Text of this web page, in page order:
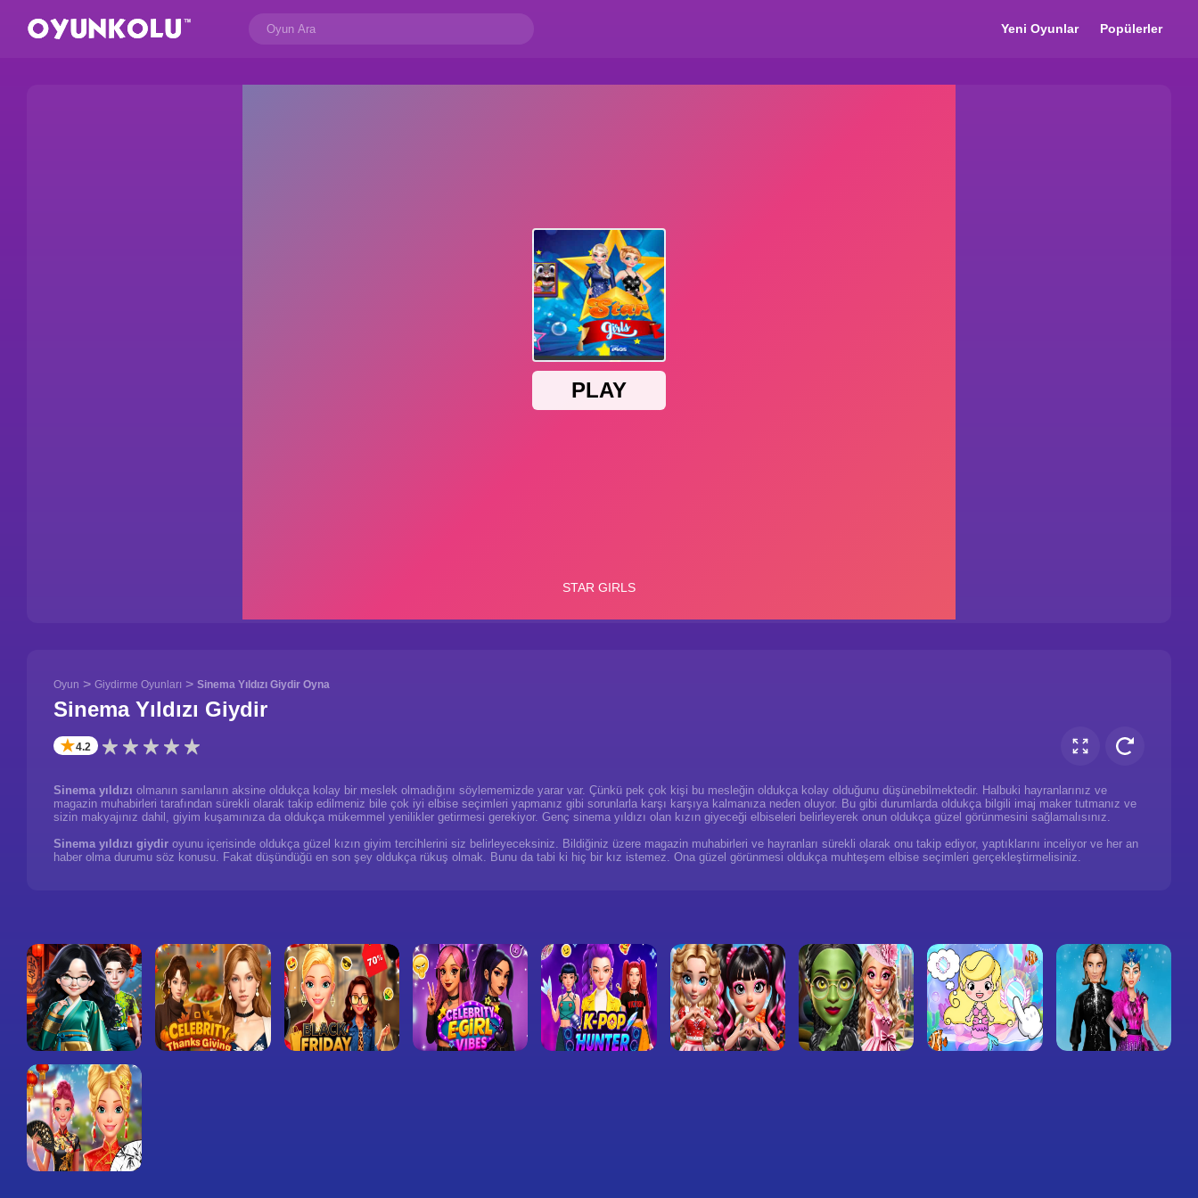
Yeni Oyunlar Popülerler
Oyun > Giydirme Oyunları > Sinema Yıldızı Giydir Oyna
Sinema Yıldızı Giydir
✭4.2
Sinema yıldızı olmanın sanılanın aksine oldukça kolay bir meslek olmadığını söylememizde yarar var. Çünkü pek çok kişi bu mesleğin oldukça kolay olduğunu düşünebilmektedir. Halbuki hayranlarınız ve
magazin muhabirleri tarafından sürekli olarak takip edilmeniz bile çok iyi elbise seçimleri yapmanız gibi sorunlarla karşı karşıya kalmanıza neden oluyor. Bu gibi durumlarda oldukça bilgili imaj maker tutmanız ve
sizin makyajınız dahil, giyim kuşamınıza da oldukça mükemmel yenilikler getirmesi gerekiyor. Genç sinema yıldızı olan kızın giyeceği elbiseleri belirleyerek onun oldukça güzel görünmesini sağlamalısınız.
Sinema yıldızı giydir oyunu içerisinde oldukça güzel kızın giyim tercihlerini siz belirleyeceksiniz. Bildiğiniz üzere magazin muhabirleri ve hayranları sürekli olarak onu takip ediyor, yaptıklarını inceliyor ve her an
haber olma durumu söz konusu. Fakat düşündüğü en son şey oldukça rükuş olmak. Bunu da tabi ki hiç bir kız istemez. Ona güzel görünmesi oldukça muhteşem elbise seçimleri gerçekleştirmelisiniz.